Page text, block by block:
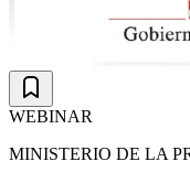
WEBINAR
MINISTERIO DE LA